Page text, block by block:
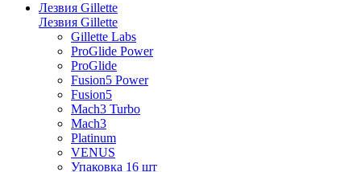
Лезвия Gillette
Лезвия Gillette
Gillette Labs
ProGlide Power
ProGlide
Fusion5 Power
Fusion5
Mach3 Turbo
Mach3
Platinum
VENUS
Упаковка 16 шт